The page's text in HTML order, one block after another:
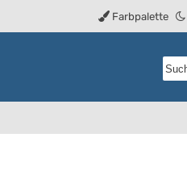
Farbpalette